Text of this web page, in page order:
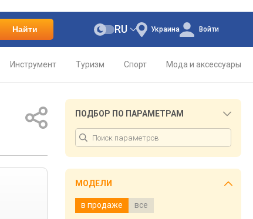
Найти Украина
RU Войти
Инструмент Туризм Спорт Мода и аксессуары
ПОДБОР ПО ПАРАМЕТРАМ
МОДЕЛИ
в продаже все